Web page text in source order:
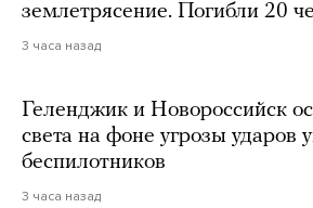
землетрясение. Погибли 20
3 часа назад
Геленджик и Новороссийск
света на фоне угрозы ударов
беспилотников
3 часа назад